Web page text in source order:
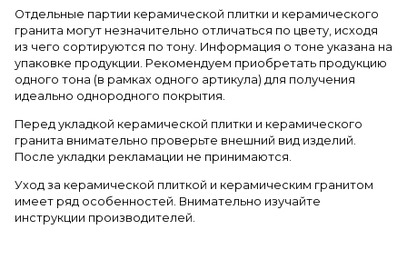
Отдельные партии керамической плитки и керамического
гранита могут незначительно отличаться по цвету, исходя
из чего сортируются по тону. Информация о тоне указана на
упаковке продукции. Рекомендуем приобретать продукцию
одного тона (в рамках одного артикула) для получения
идеально однородного покрытия.
Перед укладкой керамической плитки и керамического
гранита внимательно проверьте внешний вид изделий.
После укладки рекламации не принимаются.
Уход за керамической плиткой и керамическим гранитом
имеет ряд особенностей. Внимательно изучайте
инструкции производителей.